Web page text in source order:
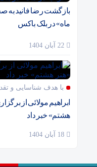
بازگشت رضا فانید به
ماه» در بلک باکس
با هدف شناسایی و
ابراهیم مولائی از
هشتم» خبر داد